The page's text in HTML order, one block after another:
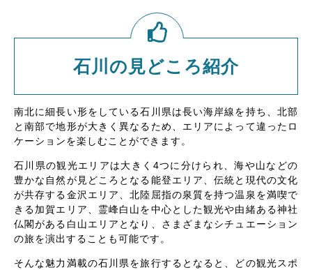
石川の見どころ紹介
南北に細長い形をしている石川県は長い海岸線を持ち、北部
と南部で地形が大きく異なるため、エリアによって違ったロ
ケーションを楽しむことができます。
石川県の観光エリアは大きく4つに分けられ、海や山などの
豊かな自然が見どころとなる能登エリア、伝統と現代の文化
が共存する金沢エリア、北陸屈指の泉質を持つ温泉を満喫で
きる加賀エリア、霊峰白山を中心とした観光や由緒ある神社
仏閣がある白山エリアとなり、さまざまなシチュエーション
の旅を演出することも可能です。
そんな魅力満載の石川県を旅行するとなると、どの観光スポ